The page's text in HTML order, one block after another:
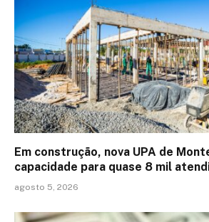
Em construção, nova UPA de
capacidade para quase 8 mil
agosto 5, 2026